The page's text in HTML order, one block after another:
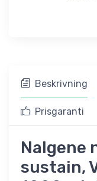
Beskrivning
Prisgaranti
Nalgene
sustain,